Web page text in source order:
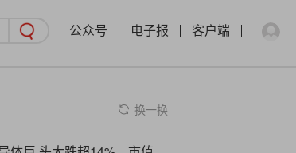
公众号 电子报 客户端
换一换